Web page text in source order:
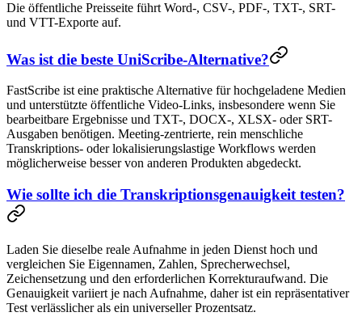
Die öffentliche Preisseite führt Word-, CSV-, PDF-, TXT-, SRT-
und VTT-Exporte auf.
Was ist die beste UniScribe-Alternative?
FastScribe ist eine praktische Alternative für hochgeladene Medien
und unterstützte öffentliche Video-Links, insbesondere wenn Sie
bearbeitbare Ergebnisse und TXT-, DOCX-, XLSX- oder SRT-
Ausgaben benötigen. Meeting-zentrierte, rein menschliche
Transkriptions- oder lokalisierungslastige Workflows werden
möglicherweise besser von anderen Produkten abgedeckt.
Wie sollte ich die Transkriptionsgenauigkeit testen?
Laden Sie dieselbe reale Aufnahme in jeden Dienst hoch und
vergleichen Sie Eigennamen, Zahlen, Sprecherwechsel,
Zeichensetzung und den erforderlichen Korrekturaufwand. Die
Genauigkeit variiert je nach Aufnahme, daher ist ein repräsentativer
Test verlässlicher als ein universeller Prozentsatz.